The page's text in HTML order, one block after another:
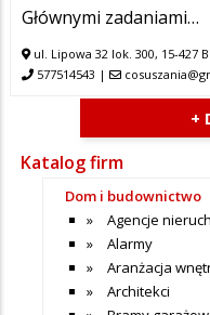
Głównymi zadaniami…
ul. Lipowa 32 lok. 300, 15-427
577514543 |
+
Katalog firm
Dom i budownictwo
Agencje
Alarmy
Aranżacja
Architekci